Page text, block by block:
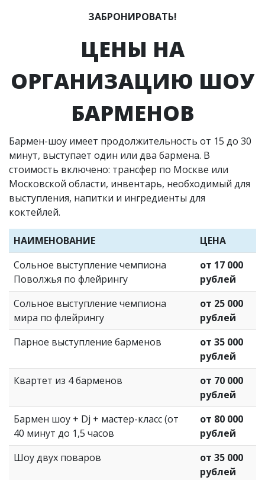
ЗАБРОНИРОВАТЬ!
ЦЕНЫ НА
ОРГАНИЗАЦИЮ ШОУ
БАРМЕНОВ
Бармен-шоу имеет продолжительность от 15 до 30
минут, выступает один или два бармена. В
стоимость включено: трансфер по Москве или
Московской области, инвентарь, необходимый для
выступления, напитки и ингредиенты для
коктейлей.
НАИМЕНОВАНИЕ
ЦЕНА
Сольное выступление чемпиона
Поволжья по флейрингу
от 17 000
рублей
Сольное выступление чемпиона
мира по флейрингу
от 25 000
рублей
Парное выступление барменов
от 35 000
рублей
Квартет из 4 барменов
от 70 000
рублей
Бармен шоу + Dj + мастер-класс (от
40 минут до 1,5 часов
от 80 000
рублей
Шоу двух поваров
от 35 000
рублей